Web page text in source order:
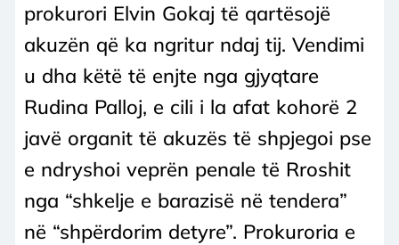
prokurori Elvin Gokaj të qartësojë
akuzën që ka ngritur ndaj tij. Vendimi
u dha këtë të enjte nga gjyqtare
Rudina Palloj, e cili i la afat kohorë 2
javë organit të akuzës të shpjegoi pse
e ndryshoi veprën penale të Rroshit
nga “shkelje e barazisë në tendera”
në “shpërdorim detyre”. Prokuroria e